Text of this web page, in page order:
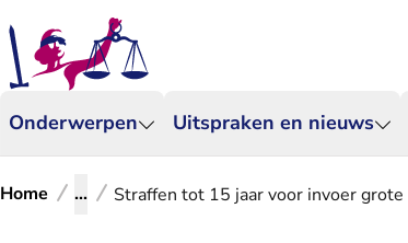
Onderwerpen Uitspraken en nieuws
Home ... Straffen tot 15 jaar voor invoer